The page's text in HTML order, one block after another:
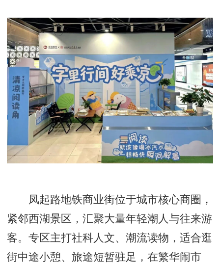
凤起路地铁商业街位于城市核心商圈，
紧邻西湖景区，汇聚大量年轻潮人与往来游
客。专区主打社科人文、潮流读物，适合逛
街中途小憩、旅途短暂驻足，在繁华闹市